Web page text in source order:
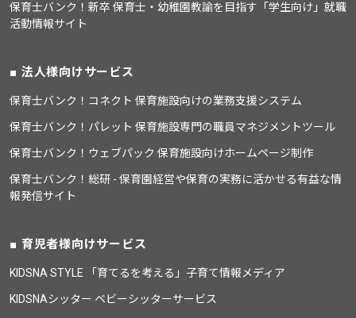
保育士バンク！新卒 保育士・幼稚園教諭を目指す「学生向け」就職
活動情報サイト
法人様向けサービス
保育士バンク！コネクト 保育施設向けの業務支援システム
保育士バンク！パレット 保育施設専門の職員マネジメントツール
保育士バンク！ウェブパック 保育施設向けホームページ制作
保育士バンク！総研 - 保育園経営や保育の実務に活かせる有益な情
報発信サイト
育児者様向けサービス
KIDSNA STYLE 「育てるを考える」子育て情報メディア
KIDSNAシッター ベビーシッターサービス